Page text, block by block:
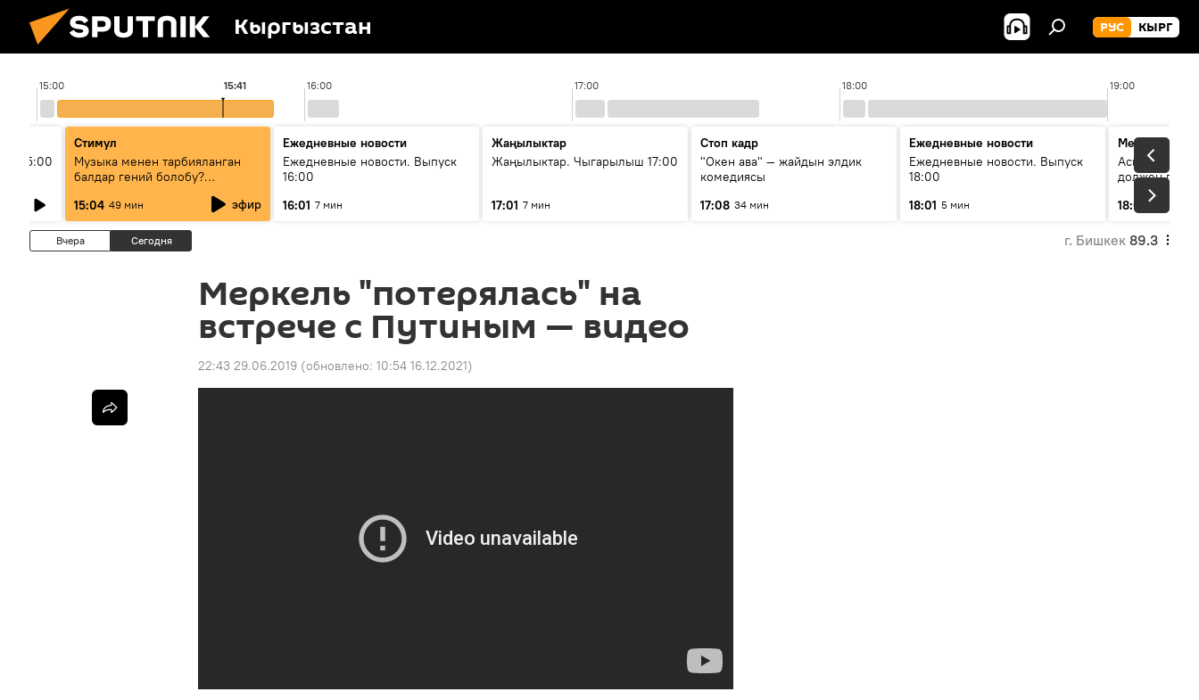
Кыргызстан РУС КЫРГ
15:00 16:00 17:00 18:00 19:00
15:41
15:00
Стимул
Музыка менен тарбияланган
балдар гений болобу?
Кыргыздын жашоосунда
музыканын орду
15:04 49 мин эфир
Ежедневные новости
Ежедневные новости. Выпуск
16:00
16:01 7 мин
Жаңылыктар
Жаңылыктар. Чыгарылыш 17:00
17:01 7 мин
Стоп кадр
"Окен ава" — жайдын элдик
комедиясы
17:08 34 мин
Ежедневные новости
Ежедневные новости. Выпуск
18:00
18:01 5 мин
Меняющие
Аскар
должен
18:06
Вчера Сегодня г. Бишкек 89.3
Меркель "потерялась" на
встрече с Путиным — видео
22:43 29.06.2019 (обновлено: 10:54 16.12.2021)